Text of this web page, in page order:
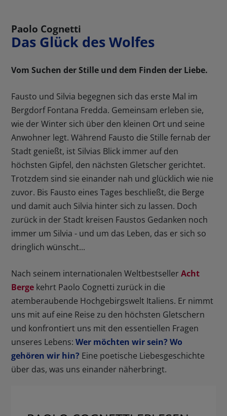
Paolo Cognetti
Das Glück des Wolfes
Vom Suchen der Stille und dem Finden der Liebe.
Fausto und Silvia begegnen sich das erste Mal im
Bergdorf Fontana Fredda. Gemeinsam erleben sie,
wie der Winter sich über den kleinen Ort und seine
Anwohner legt. Während Fausto die Stille fernab der
Stadt genießt, ist Silvias Blick immer auf den
höchsten Gipfel, den nächsten Gletscher gerichtet.
Trotzdem sind sie einander nah und glücklich wie nie
zuvor. Bis Fausto eines Tages beschließt, die Berge
und damit auch Silvia hinter sich zu lassen. Doch
zurück in der Stadt kreisen Faustos Gedanken noch
immer um Silvia - und um das Leben, das er sich so
dringlich wünscht...
Nach seinem internationalen WeltbestsellerAcht
Berge kehrt Paolo Cognetti zurück in die
atemberaubende Hochgebirgswelt Italiens. Er nimmt
uns mit auf eine Reise zu den höchsten Gletschern
und konfrontiert uns mit den essentiellen Fragen
unseres Lebens:Wer möchten wir sein? Wo
gehören wir hin? Eine poetische Liebesgeschichte
über das, was uns einander näherbringt.